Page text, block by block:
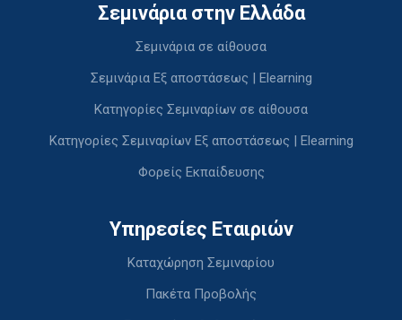
Σεμινάρια στην Ελλάδα
Σεμινάρια σε αίθουσα
Σεμινάρια Εξ αποστάσεως | Elearning
Κατηγορίες Σεμιναρίων σε αίθουσα
Κατηγορίες Σεμιναρίων Εξ αποστάσεως | Elearning
Φορείς Εκπαίδευσης
Υπηρεσίες Εταιριών
Καταχώρηση Σεμιναρίου
Πακέτα Προβολής